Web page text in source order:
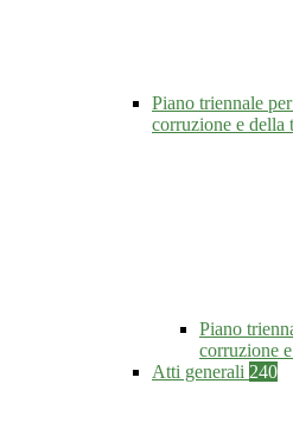
Piano triennale
corruzione e della
Piano
corruzione
Atti generali 240